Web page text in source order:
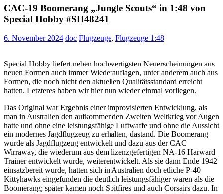
CAC-19 Boomerang „Jungle Scouts“ in 1:48 von
Special Hobby #SH48241
6. November 2024 doc Flugzeuge, Flugzeuge 1:48
Special Hobby liefert neben hochwertigsten Neuerscheinungen aus
neuen Formen auch immer Wiederauflagen, unter anderem auch aus
Formen, die noch nicht den aktuellen Qualitätsstandard erreicht
hatten. Letzteres haben wir hier nun wieder einmal vorliegen.
Das Original war Ergebnis einer improvisierten Entwicklung, als
man in Australien den aufkommenden Zweiten Weltkrieg vor Augen
hatte und ohne eine leistungsfähige Luftwaffe und ohne die Aussicht
ein modernes Jagdflugzeug zu erhalten, dastand. Die Boomerang
wurde als Jagdflugzeug entwickelt und dazu aus der CAC
Wirraway, die wiederum aus dem lizenzgefertigen NA-16 Harward
Trainer entwickelt wurde, weiterentwickelt. Als sie dann Ende 1942
einsatzbereit wurde, hatten sich in Australien doch etliche P-40
Kittyhawks eingefunden die deutlich leistungsfähiger waren als die
Boomerang; später kamen noch Spitfires und auch Corsairs dazu. In